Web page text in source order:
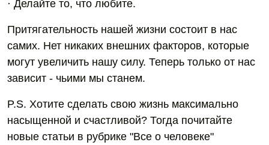
· Делайте то, что любите.
Притягательность нашей жизни состоит в нас
самих. Нет никаких внешних факторов, которые
могут увеличить нашу силу. Теперь только от нас
зависит - чьими мы станем.
P.S. Хотите сделать свою жизнь максимально
насыщенной и счастливой? Тогда почитайте
новые статьи в рубрике "Все о человеке"